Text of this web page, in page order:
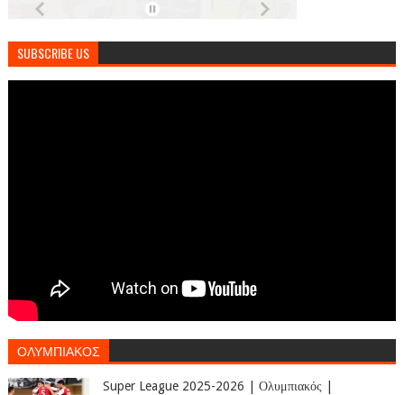
SUBSCRIBE US
ΟΛΥΜΠΙΑΚΟΣ
Super League 2025-2026 | Ολυμπιακός |